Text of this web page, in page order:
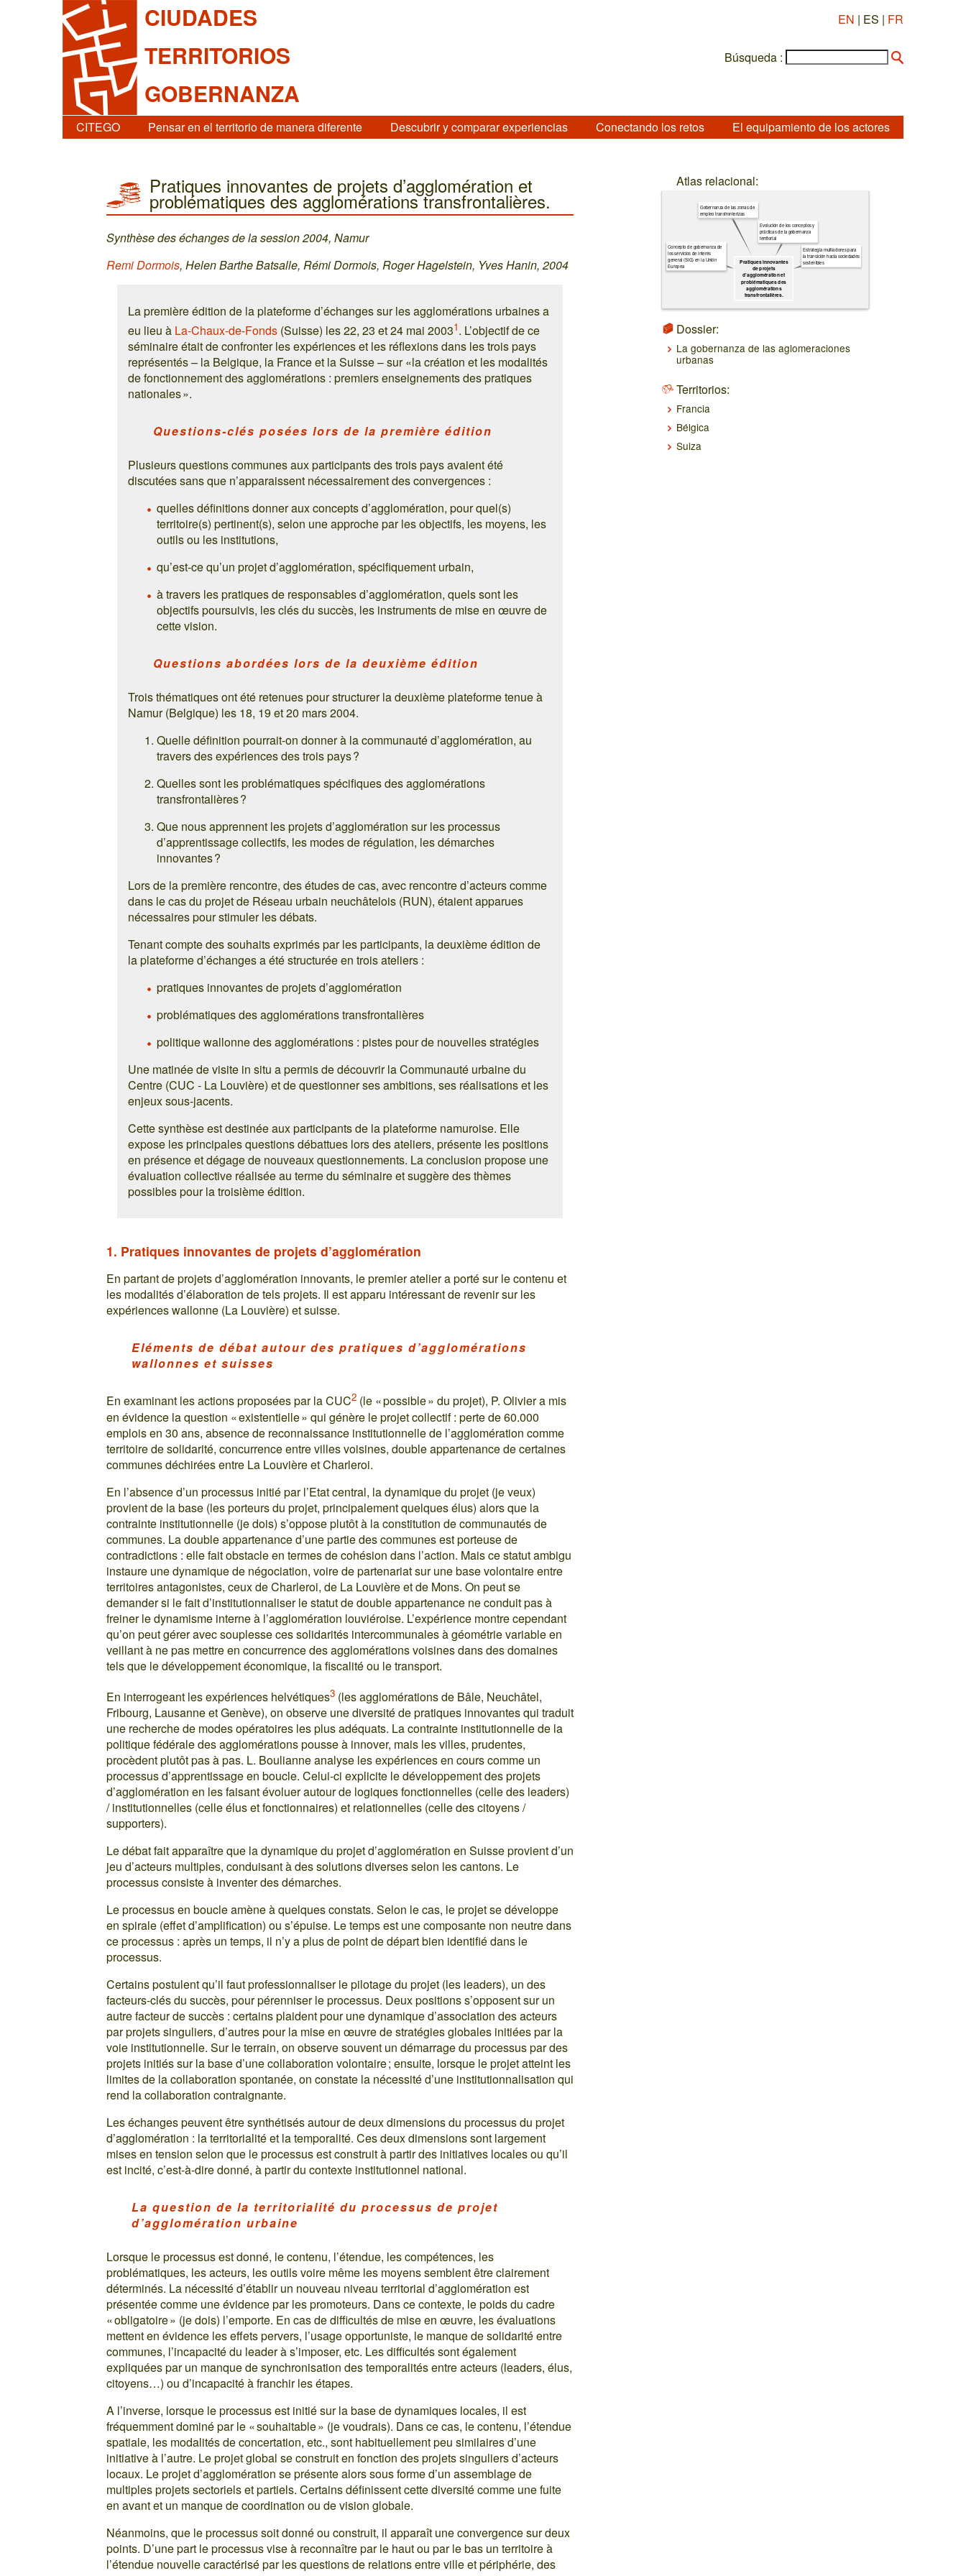
CIUDADES
TERRITORIOS
GOBERNANZA
EN | ES | FR
Búsqueda :
CITEGO Pensar en el territorio de manera diferente Descubrir y comparar experiencias Conectando los retos El equipamiento de los actores
Pratiques innovantes de projets d’agglomération et
problématiques des agglomérations transfrontalières.
Synthèse des échanges de la session 2004, Namur
Remi Dormois, Helen Barthe Batsalle, Rémi Dormois, Roger Hagelstein, Yves Hanin, 2004
La première édition de la plateforme d’échanges sur les agglomérations urbaines a
eu lieu à La-Chaux-de-Fonds (Suisse) les 22, 23 et 24 mai 20031. L’objectif de ce
séminaire était de confronter les expériences et les réflexions dans les trois pays
représentés – la Belgique, la France et la Suisse – sur «la création et les modalités
de fonctionnement des agglomérations : premiers enseignements des pratiques
nationales ».
Questions-clés posées lors de la première édition
Plusieurs questions communes aux participants des trois pays avaient été
discutées sans que n’apparaissent nécessairement des convergences :
quelles définitions donner aux concepts d’agglomération, pour quel(s)
territoire(s) pertinent(s), selon une approche par les objectifs, les moyens, les
outils ou les institutions,
qu’est-ce qu’un projet d’agglomération, spécifiquement urbain,
à travers les pratiques de responsables d’agglomération, quels sont les
objectifs poursuivis, les clés du succès, les instruments de mise en œuvre de
cette vision.
Questions abordées lors de la deuxième édition
Trois thématiques ont été retenues pour structurer la deuxième plateforme tenue à
Namur (Belgique) les 18, 19 et 20 mars 2004.
Quelle définition pourrait-on donner à la communauté d’agglomération, au
travers des expériences des trois pays ?
Quelles sont les problématiques spécifiques des agglomérations
transfrontalières ?
Que nous apprennent les projets d’agglomération sur les processus
d’apprentissage collectifs, les modes de régulation, les démarches
innovantes ?
Lors de la première rencontre, des études de cas, avec rencontre d’acteurs comme
dans le cas du projet de Réseau urbain neuchâtelois (RUN), étaient apparues
nécessaires pour stimuler les débats.
Tenant compte des souhaits exprimés par les participants, la deuxième édition de
la plateforme d’échanges a été structurée en trois ateliers :
pratiques innovantes de projets d’agglomération
problématiques des agglomérations transfrontalières
politique wallonne des agglomérations : pistes pour de nouvelles stratégies
Une matinée de visite in situ a permis de découvrir la Communauté urbaine du
Centre (CUC - La Louvière) et de questionner ses ambitions, ses réalisations et les
enjeux sous-jacents.
Cette synthèse est destinée aux participants de la plateforme namuroise. Elle
expose les principales questions débattues lors des ateliers, présente les positions
en présence et dégage de nouveaux questionnements. La conclusion propose une
évaluation collective réalisée au terme du séminaire et suggère des thèmes
possibles pour la troisième édition.
1. Pratiques innovantes de projets d’agglomération
En partant de projets d’agglomération innovants, le premier atelier a porté sur le contenu et
les modalités d’élaboration de tels projets. Il est apparu intéressant de revenir sur les
expériences wallonne (La Louvière) et suisse.
Eléments de débat autour des pratiques d’agglomérations
wallonnes et suisses
En examinant les actions proposées par la CUC2 (le « possible » du projet), P. Olivier a mis
en évidence la question « existentielle » qui génère le projet collectif : perte de 60.000
emplois en 30 ans, absence de reconnaissance institutionnelle de l’agglomération comme
territoire de solidarité, concurrence entre villes voisines, double appartenance de certaines
communes déchirées entre La Louvière et Charleroi.
En l’absence d’un processus initié par l’Etat central, la dynamique du projet (je veux)
provient de la base (les porteurs du projet, principalement quelques élus) alors que la
contrainte institutionnelle (je dois) s’oppose plutôt à la constitution de communautés de
communes. La double appartenance d’une partie des communes est porteuse de
contradictions : elle fait obstacle en termes de cohésion dans l’action. Mais ce statut ambigu
instaure une dynamique de négociation, voire de partenariat sur une base volontaire entre
territoires antagonistes, ceux de Charleroi, de La Louvière et de Mons. On peut se
demander si le fait d’institutionnaliser le statut de double appartenance ne conduit pas à
freiner le dynamisme interne à l’agglomération louviéroise. L’expérience montre cependant
qu’on peut gérer avec souplesse ces solidarités intercommunales à géométrie variable en
veillant à ne pas mettre en concurrence des agglomérations voisines dans des domaines
tels que le développement économique, la fiscalité ou le transport.
En interrogeant les expériences helvétiques3 (les agglomérations de Bâle, Neuchâtel,
Fribourg, Lausanne et Genève), on observe une diversité de pratiques innovantes qui traduit
une recherche de modes opératoires les plus adéquats. La contrainte institutionnelle de la
politique fédérale des agglomérations pousse à innover, mais les villes, prudentes,
procèdent plutôt pas à pas. L. Boulianne analyse les expériences en cours comme un
processus d’apprentissage en boucle. Celui-ci explicite le développement des projets
d’agglomération en les faisant évoluer autour de logiques fonctionnelles (celle des leaders)
/ institutionnelles (celle élus et fonctionnaires) et relationnelles (celle des citoyens /
supporters).
Le débat fait apparaître que la dynamique du projet d’agglomération en Suisse provient d’un
jeu d’acteurs multiples, conduisant à des solutions diverses selon les cantons. Le
processus consiste à inventer des démarches.
Le processus en boucle amène à quelques constats. Selon le cas, le projet se développe
en spirale (effet d’amplification) ou s’épuise. Le temps est une composante non neutre dans
ce processus : après un temps, il n’y a plus de point de départ bien identifié dans le
processus.
Certains postulent qu’il faut professionnaliser le pilotage du projet (les leaders), un des
facteurs-clés du succès, pour pérenniser le processus. Deux positions s’opposent sur un
autre facteur de succès : certains plaident pour une dynamique d’association des acteurs
par projets singuliers, d’autres pour la mise en œuvre de stratégies globales initiées par la
voie institutionnelle. Sur le terrain, on observe souvent un démarrage du processus par des
projets initiés sur la base d’une collaboration volontaire ; ensuite, lorsque le projet atteint les
limites de la collaboration spontanée, on constate la nécessité d’une institutionnalisation qui
rend la collaboration contraignante.
Les échanges peuvent être synthétisés autour de deux dimensions du processus du projet
d’agglomération : la territorialité et la temporalité. Ces deux dimensions sont largement
mises en tension selon que le processus est construit à partir des initiatives locales ou qu’il
est incité, c’est-à-dire donné, à partir du contexte institutionnel national.
La question de la territorialité du processus de projet
d’agglomération urbaine
Lorsque le processus est donné, le contenu, l’étendue, les compétences, les
problématiques, les acteurs, les outils voire même les moyens semblent être clairement
déterminés. La nécessité d’établir un nouveau niveau territorial d’agglomération est
présentée comme une évidence par les promoteurs. Dans ce contexte, le poids du cadre
« obligatoire » (je dois) l’emporte. En cas de difficultés de mise en œuvre, les évaluations
mettent en évidence les effets pervers, l’usage opportuniste, le manque de solidarité entre
communes, l’incapacité du leader à s’imposer, etc. Les difficultés sont également
expliquées par un manque de synchronisation des temporalités entre acteurs (leaders, élus,
citoyens…) ou d’incapacité à franchir les étapes.
A l’inverse, lorsque le processus est initié sur la base de dynamiques locales, il est
fréquemment dominé par le « souhaitable » (je voudrais). Dans ce cas, le contenu, l’étendue
spatiale, les modalités de concertation, etc., sont habituellement peu similaires d’une
initiative à l’autre. Le projet global se construit en fonction des projets singuliers d’acteurs
locaux. Le projet d’agglomération se présente alors sous forme d’un assemblage de
multiples projets sectoriels et partiels. Certains définissent cette diversité comme une fuite
en avant et un manque de coordination ou de vision globale.
Néanmoins, que le processus soit donné ou construit, il apparaît une convergence sur deux
points. D’une part le processus vise à reconnaître par le haut ou par le bas un territoire à
l’étendue nouvelle caractérisé par les questions de relations entre ville et périphérie, des
Atlas relacional:
Pratiques innovantes
de projets
d’agglomération et
problématiques des
agglomérations
transfrontalières.
Estrategia multiactores para
la transición hacia sociedades
sostenibles
Evolución de los conceptos y
prácticas de la gobernanza
territorial
Gobernanza de las zonas de
empleo transfronterizas
Concepto de gobernanza de
los servicios de interés
general (SIG) en la Unión
Europea
Dossier:
La gobernanza de las aglomeraciones
urbanas
Territorios:
Francia
Bélgica
Suiza